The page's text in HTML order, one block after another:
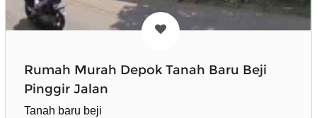
Rumah Murah Depok Tanah Baru Beji
Pinggir Jalan
Tanah baru beji